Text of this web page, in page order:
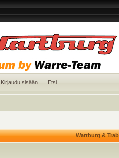
Kirjaudu sisään Etsi
Wartburg &